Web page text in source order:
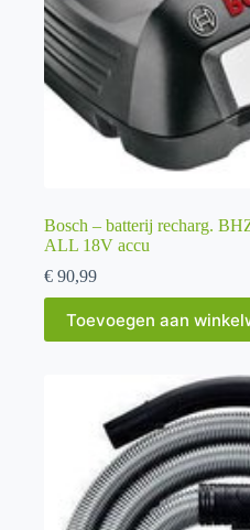
Bosch – batterij recharg.
ALL 18V accu
€ 90,99
Toevoegen aan